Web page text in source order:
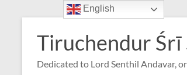
Tiruchendur Śrī
Dedicated to Lord Senthil Andavar,
English